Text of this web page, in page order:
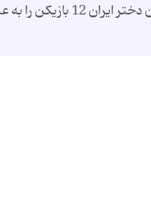
کادر فنی تیم ملی